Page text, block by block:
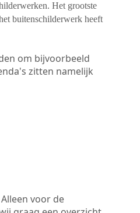
Het grootste
buitenschilderwerk heeft
om bijvoorbeeld
zitten namelijk
Alleen voor de